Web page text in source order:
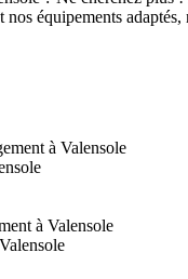
équipements
à Valensole
à Valensole